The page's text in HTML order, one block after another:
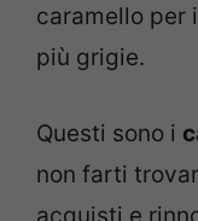
caramello per
più grigie.
Questi sono i
non farti